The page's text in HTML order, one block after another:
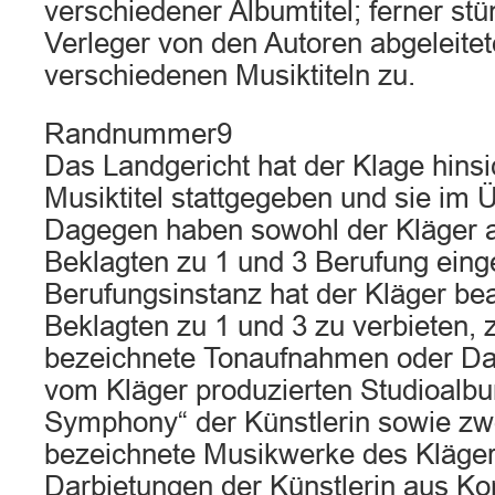
verschiedener Albumtitel; ferner
Verleger von den Autoren
verschiedenen Musiktiteln zu.
Randnummer9
Das Landgericht hat der Klage
Musiktitel stattgegeben und sie im
Dagegen haben sowohl der Kläger
Beklagten zu 1 und 3 Berufung
Berufungsinstanz hat der Kläger
Beklagten zu 1 und 3 zu verbieten,
bezeichnete Tonaufnahmen oder
vom Kläger produzierten
Symphony“ der Künstlerin sowie
bezeichnete Musikwerke des
Darbietungen der Künstlerin aus